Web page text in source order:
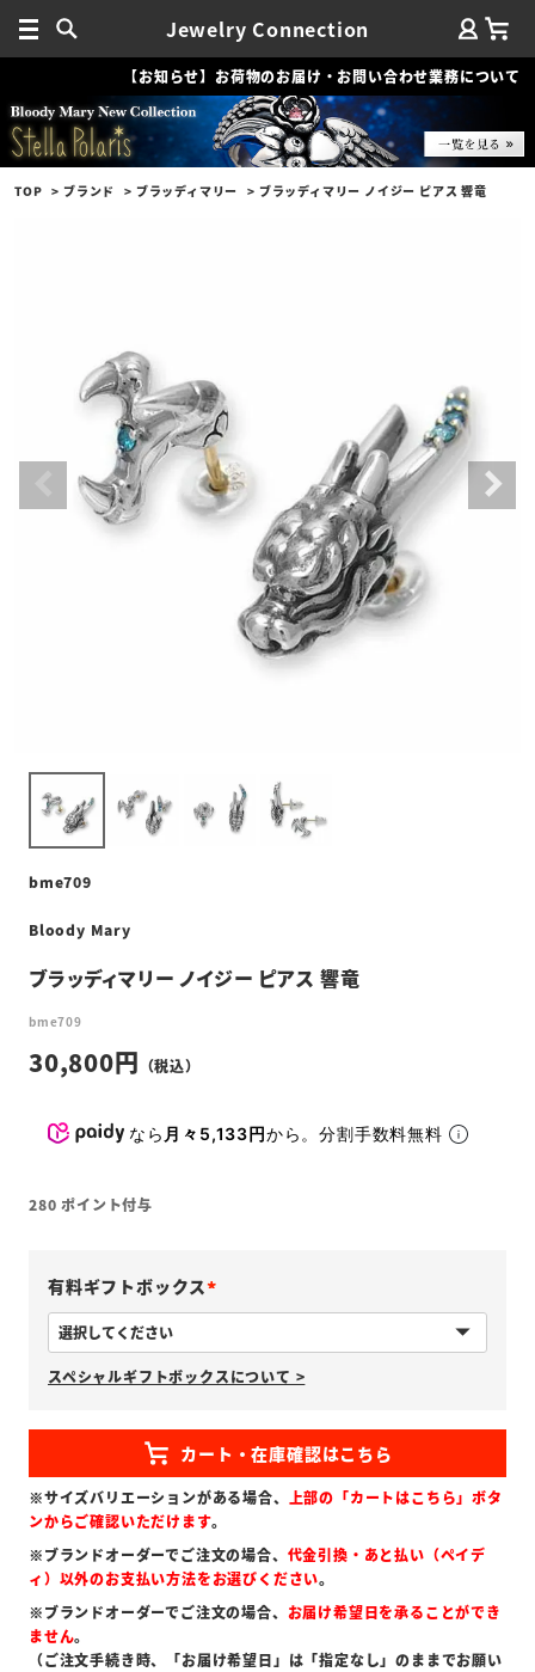
Jewelry Connection
【お知らせ】お荷物のお届け・お問い合わせ業務について
TOP ブランド ブラッディマリー ブラッディマリー ノイジー ピアス 響竜
bme709
Bloody Mary
ブラッディマリー ノイジー ピアス 響竜
bme709
30,800
なら 月々5,133円から。分割手数料無料
280 ポイント付与
有料ギフトボックス
必
須
)
スペシャルギフトボックスについて >
※サイズバリエーションがある場合、 上部の「カートはこちら」ボタ
ンからご確認いただけます。
※ブランドオーダーでご注文の場合、 代金引換・あと払い（ペイデ
ィ）以外のお支払い方法をお選びください。
※ブランドオーダーでご注文の場合、 お届け希望日を承ることができ
ません。
（ご注文手続き時、「お届け希望日」は「指定なし」のままでお願い